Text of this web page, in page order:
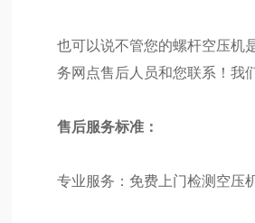
也可以说不管您的螺杆空压机
务网点售后人员和您联系！我
售后服务标准：
专业服务：免费上门检测空压